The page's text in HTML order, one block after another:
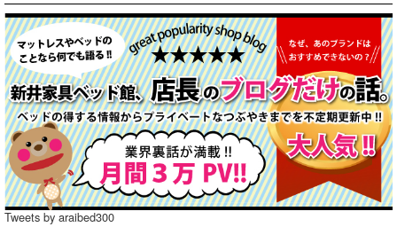
Tweets by araibed300